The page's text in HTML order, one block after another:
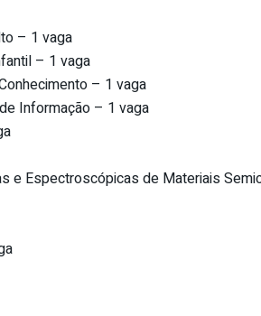
– 1 vaga
– 1 vaga
– 1 vaga
Informação – 1 vaga
e Espectroscópicas de Materiais